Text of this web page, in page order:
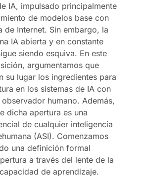
IA, impulsado principalmente
de modelos base con
de Internet. Sin embargo, la
IA abierta y en constante
siendo esquiva. En este
argumentamos que
su lugar los ingredientes para
en los sistemas de IA con
humano. Además,
dicha apertura es una
de cualquier inteligencia
(ASI). Comenzamos
una definición formal
a través del lente de la
de aprendizaje.